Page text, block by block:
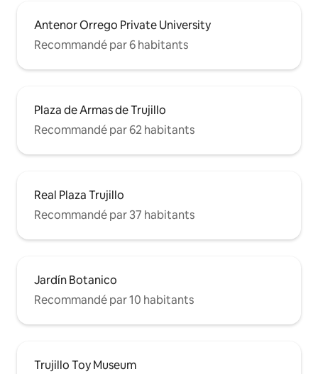
Antenor Orrego Private University
Recommandé par 6 habitants
Plaza de Armas de Trujillo
Recommandé par 62 habitants
Real Plaza Trujillo
Recommandé par 37 habitants
Jardín Botanico
Recommandé par 10 habitants
Trujillo Toy Museum